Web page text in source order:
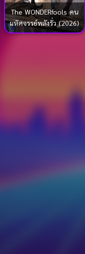
The WONDERfools คน
มหัศจรรย์พลังรั่ว (2026)